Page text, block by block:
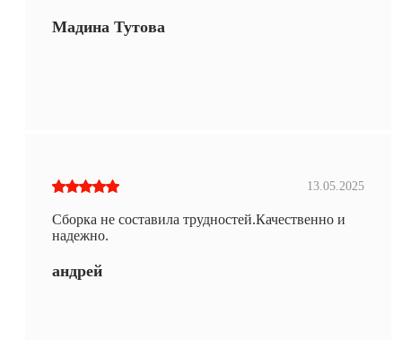
Мадина Тутова
13.05.2025
Сборка не составила трудностей.Качественно и
надежно.
андрей